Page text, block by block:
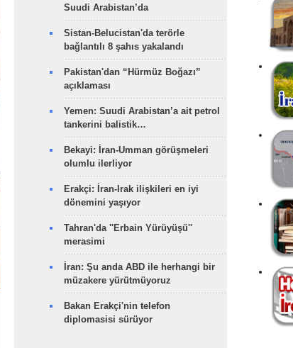
Suudi Arabistan’da
Sistan-Belucistan'da terörle
bağlantılı 8 şahıs yakalandı
Pakistan'dan “Hürmüz Boğazı”
açıklaması
Yemen: Suudi Arabistan’a ait petrol
tankerini balistik…
Bekayi: İran-Umman görüşmeleri
olumlu ilerliyor
Erakçi: İran-Irak ilişkileri en iyi
dönemini yaşıyor
Tahran'da ''Erbain Yürüyüşü''
merasimi
İran: Şu anda ABD ile herhangi bir
müzakere yürütmüyoruz
Bakan Erakçi'nin telefon
diplomasisi sürüyor